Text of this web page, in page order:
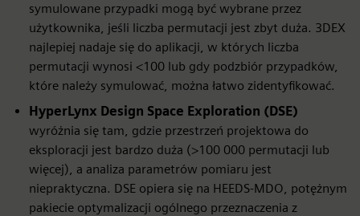
symulowane przypadki mogą być wybrane przez
użytkownika, jeśli liczba permutacji jest zbyt duża. 3DEX
najlepiej nadaje się do aplikacji, w których liczba
permutacji wynosi <100 lub gdy podzbiór przypadków,
które należy symulować, można łatwo zidentyfikować.
HyperLynx Design Space Exploration (DSE)
wyróżnia się tam, gdzie przestrzeń projektowa do
eksploracji jest bardzo duża (>100 000 permutacji lub
więcej), a analiza parametrów pomiaru jest
niepraktyczna. DSE opiera się na HEEDS-MDO, potężnym
pakiecie optymalizacji ogólnego przeznaczenia z